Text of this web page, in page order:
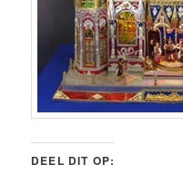
DEEL DIT OP: